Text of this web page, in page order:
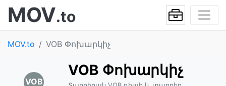
MOV.to
MOV.to VOB Փոխարկիչ
VOB
VOB Փոխարկիչ